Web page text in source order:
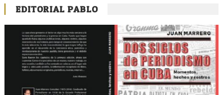
EDITORIAL PABLO